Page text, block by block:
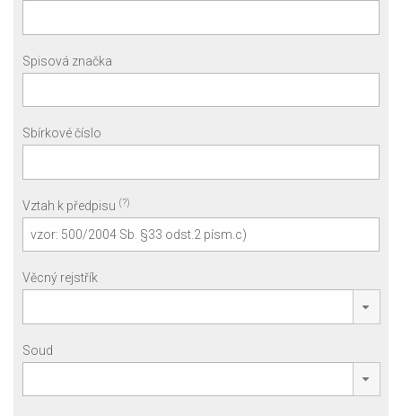
Spisová značka
Sbírkové číslo
Vztah k předpisu (?)
Věcný rejstřík
Soud